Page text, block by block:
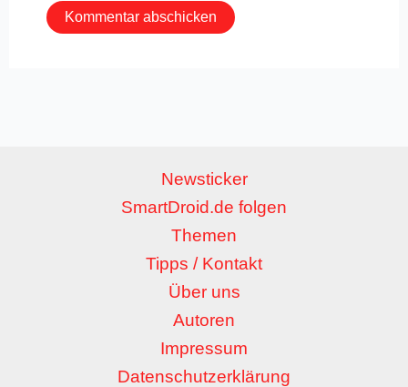
Newsticker
SmartDroid.de folgen
Themen
Tipps / Kontakt
Über uns
Autoren
Impressum
Datenschutzerklärung